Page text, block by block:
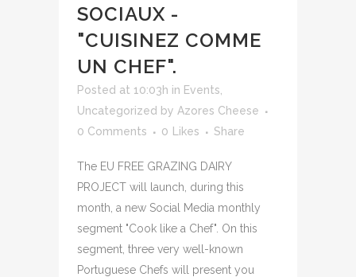
SOCIAUX -
"CUISINEZ COMME
UN CHEF".
Posted at 10:03h in Events
Uncategorized by Azores Cheese
0 Comments
0 Likes Share
The EU FREE GRAZING DAIRY
PROJECT will launch, during this
month, a new Social Media monthly
segment "Cook like a Chef". On this
segment, three very well-known
Portuguese Chefs will present you